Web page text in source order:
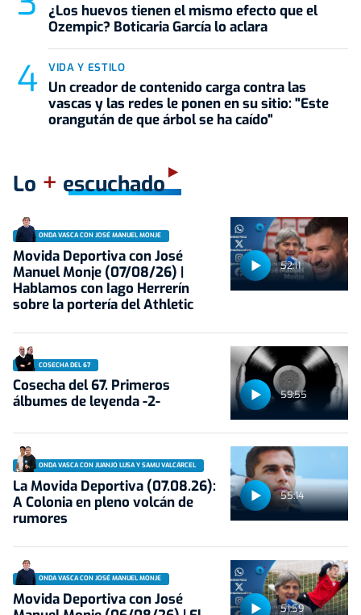
¿Los huevos tienen el mismo efecto que el
Ozempic? Boticaria García lo aclara
VIDA Y ESTILO
Un creador de contenido carga contra las
vascas y las redes le ponen en su sitio: "Este
orangután de que árbol se ha caído"
Lo + escuchado
52:11
ONDA VASCA CON JOSÉ MANUEL MONJE
Movida Deportiva con José
Manuel Monje (07/08/26) |
Hablamos con Iago Herrerín
sobre la portería del Athletic
59:55
COSECHA DEL 67
Cosecha del 67. Primeros
álbumes de leyenda -2-
55:14
ONDA VASCA CON JUANJO LUSA Y SAMU VALCÁRCEL
La Movida Deportiva (07.08.26):
A Colonia en pleno volcán de
rumores
51:59
ONDA VASCA CON JOSÉ MANUEL MONJE
Movida Deportiva con José